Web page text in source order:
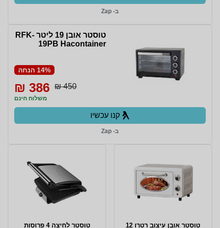
ב- Zap
טוסטר אובן 19 ליטר RFK-
19PB Hacontainer
14% הנחה
450 ₪
386 ₪
משלוח חינם
קנו עכשיו
ב- Zap
טוסטר אובן עיצוב רטרו 12
טוסטר לחיצה 4 פרוסות